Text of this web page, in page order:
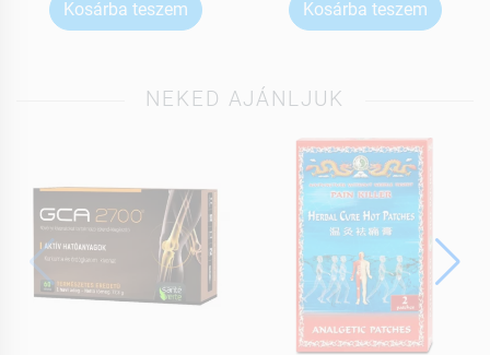
Kosárba teszem Kosárba teszem
NEKED AJÁNLJUK